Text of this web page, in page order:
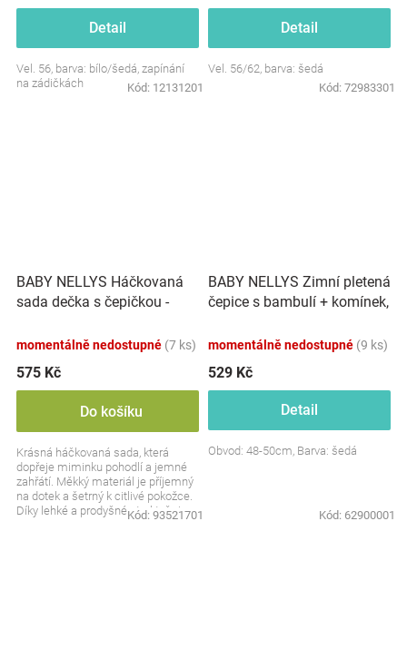
Detail
Vel. 56, barva: bílo/šedá, zapínání
na zádičkách
Kód: 12131201
Detail
Vel. 56/62, barva: šedá
Kód: 72983301
BABY NELLYS Háčkovaná
sada dečka s čepičkou -
momentálně nedostupné (7 ks)
575 Kč
Do košíku
Krásná háčkovaná sada, která
dopřeje miminku pohodlí a jemné
zahřátí. Měkký materiál je příjemný
na dotek a šetrný k citlivé pokožce.
Díky lehké a prodyšné struktuře je
Kód: 93521701
BABY NELLYS Zimní pletená
čepice s bambulí + komínek,
momentálně nedostupné (9 ks)
529 Kč
Detail
Obvod: 48-50cm, Barva: šedá
Kód: 62900001